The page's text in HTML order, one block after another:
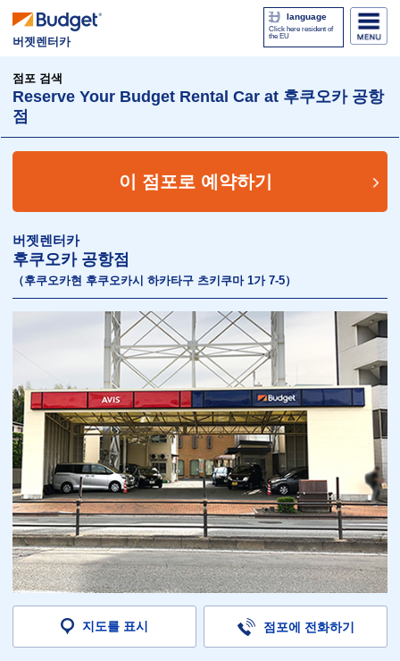
버젯렌터카
language
Click here resident of
the EU
점포 검색
Reserve Your Budget Rental Car at 후쿠오카 공항
점
이 점포로 예약하기
버젯렌터카
후쿠오카 공항점
（후쿠오카현 후쿠오카시 하카타구 츠키쿠마 1가 7-5）
지도를 표시 점포에 전화하기